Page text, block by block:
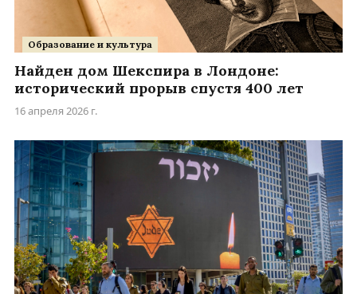
Образование и культура
Найден дом Шекспира в Лондоне:
исторический прорыв спустя 400 лет
16 апреля 2026 г.